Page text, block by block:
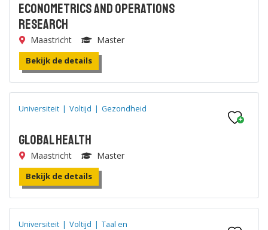
Econometrics and Operations
Research
Maastricht Master
Bekijk de details
Universiteit | Voltijd | Gezondheid
Global Health
Maastricht Master
Bekijk de details
Universiteit | Voltijd | Taal en